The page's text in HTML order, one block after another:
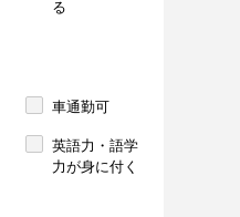
る
車通勤可
英語力・語学
力が身に付く